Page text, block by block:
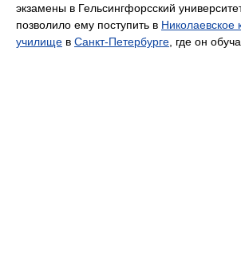
экзамены в Гельсингфорсский
позволило ему поступить в Николаевское
училище в Санкт-Петербурге , где он